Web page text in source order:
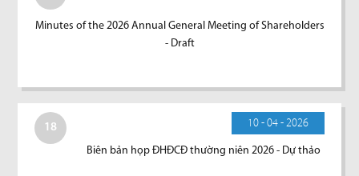
Minutes of the 2026 Annual General Meeting of Shareholders
- Draft
18 10 - 04 - 2026
Biên bản họp ĐHĐCĐ thường niên 2026 - Dự thảo